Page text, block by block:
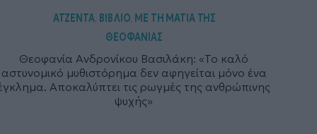
ΑΤΖΕΝΤΑ, ΒΙΒΛΙΟ, ΜΕ ΤΗ ΜΑΤΙΑ ΤΗΣ
ΘΕΟΦΑΝΙΑΣ
Θεοφανία Ανδρονίκου Βασιλάκη: «Το καλό
αστυνομικό μυθιστόρημα δεν αφηγείται μόνο ένα
Αποκαλύπτει τις ρωγμές της ανθρώπινης
ψυχής»